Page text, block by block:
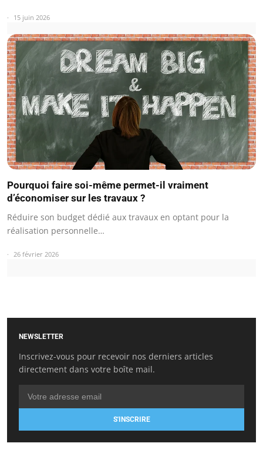
15 juin 2026
Pourquoi faire soi-même permet-il vraiment
d’économiser sur les travaux ?
Réduire son budget dédié aux travaux en optant pour la
réalisation personnelle…
26 février 2026
NEWSLETTER
Inscrivez-vous pour recevoir nos derniers articles
directement dans votre boîte mail.
S'INSCRIRE